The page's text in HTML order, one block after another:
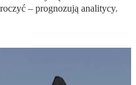
– prognozują analitycy.